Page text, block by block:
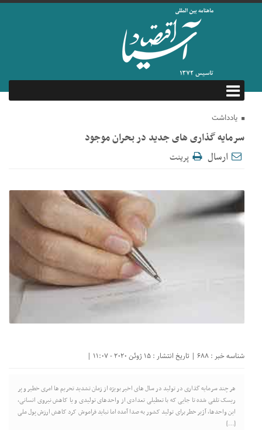
یادداشت
سرمایه گذاری های جدید در بحران موجود
ارسال
پرینت
شناسه خبر : 688 | تاریخ انتشار : 15 ژوئن 2020 - 11:07 |
هر چند سرمایه گذاری در تولید در سال های اخیر بویژه از زمان تشدید تحریم ها امری خطیر و پر
ریسک تلقی شده تا جایی که با تعطیلی تعدادی از واحدهای تولیدی و یا کاهش نیروی انسانی،
این واحدها، آژیر خطر برای تولید کشور به صدا آمده اما نباید فراموش کرد کاهش ارزش پول ملی
[…]